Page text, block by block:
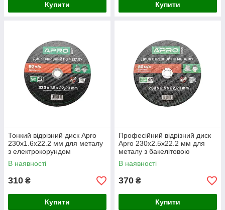
Купити Купити
Тонкий відрізний диск Apro
230x1.6x22.2 мм для металу
з електрокорундом
В наявності
310 ₴
Купити
Професійний відрізний диск
Apro 230x2.5x22.2 мм для
металу з бакелітовою
зв’язкою
В наявності
370 ₴
Купити